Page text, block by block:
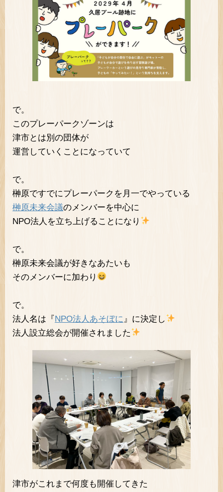
で。
このプレーパークゾーンは
津市とは別の団体が
運営していくことになっていて
で。
榊原ですでにプレーパークを月一でやっている
榊原未来会議のメンバーを中心に
NPO法人を立ち上げることになり
で。
榊原未来会議が好きなあたいも
そのメンバーに加わり
で。
法人名は『NPO法人あそぼに 』に決定し
法人設立総会が開催されました
津市がこれまで何度も開催してきた